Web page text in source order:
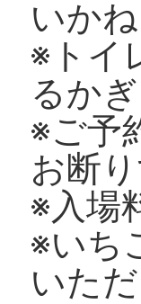
いか
※トイ
るか
※ご予
お断
※入場
※いち
いただ